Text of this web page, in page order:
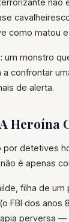
não
como matou
um monstro
a confrontar
de alerta.
Heroína
por detetives
é apenas
filha de
FBI dos
perversa